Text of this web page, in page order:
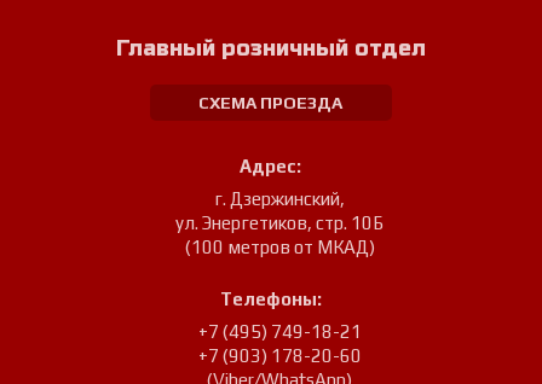
Главный розничный отдел
СХЕМА ПРОЕЗДА
Адрес:
г. Дзержинский,
ул. Энергетиков, стр. 10Б
(100 метров от МКАД)
Телефоны:
+7 (495) 749-18-21
+7 (903) 178-20-60
(Viber/WhatsApp)